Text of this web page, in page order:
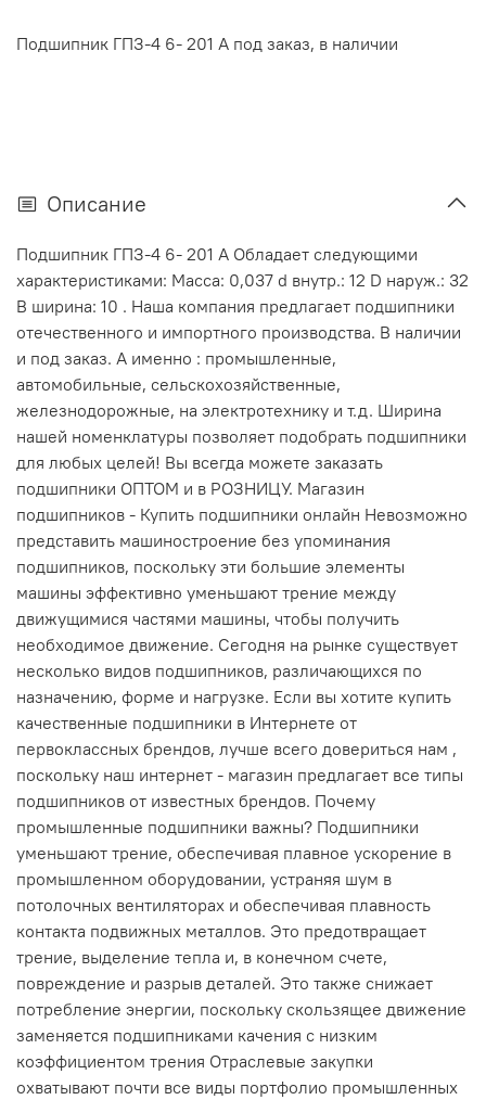
Подшипник ГПЗ-4 6- 201 А под заказ, в наличии
Описание
Подшипник ГПЗ-4 6- 201 А Обладает следующими
характеристиками: Масса: 0,037 d внутр.: 12 D наруж.: 32
В ширина: 10 . Наша компания предлагает подшипники
отечественного и импортного производства. В наличии
и под заказ. А именно : промышленные,
автомобильные, сельскохозяйственные,
железнодорожные, на электротехнику и т.д. Ширина
нашей номенклатуры позволяет подобрать подшипники
для любых целей! Вы всегда можете заказать
подшипники ОПТОМ и в РОЗНИЦУ. Магазин
подшипников - Купить подшипники онлайн Невозможно
представить машиностроение без упоминания
подшипников, поскольку эти большие элементы
машины эффективно уменьшают трение между
движущимися частями машины, чтобы получить
необходимое движение. Сегодня на рынке существует
несколько видов подшипников, различающихся по
назначению, форме и нагрузке. Если вы хотите купить
качественные подшипники в Интернете от
первоклассных брендов, лучше всего довериться нам ,
поскольку наш интернет - магазин предлагает все типы
подшипников от известных брендов. Почему
промышленные подшипники важны? Подшипники
уменьшают трение, обеспечивая плавное ускорение в
промышленном оборудовании, устраняя шум в
потолочных вентиляторах и обеспечивая плавность
контакта подвижных металлов. Это предотвращает
трение, выделение тепла и, в конечном счете,
повреждение и разрыв деталей. Это также снижает
потребление энергии, поскольку скользящее движение
заменяется подшипниками качения с низким
коэффициентом трения Отраслевые закупки
охватывают почти все виды портфолио промышленных